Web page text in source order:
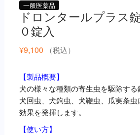
一般医薬品
ドロンタールプラス
０錠入
¥9,100 （税込）
【製品概要】
犬の様々な種類の寄生虫を駆除する
犬回虫、犬鉤虫、犬鞭虫、瓜実条
効果を発揮します。
【使い方】